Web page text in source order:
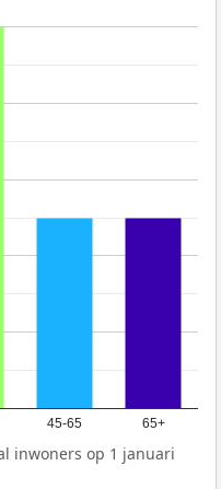
45-65 65+
inwoners op 1 januari